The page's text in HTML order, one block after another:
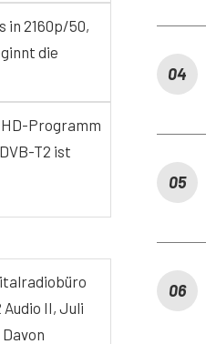
in 2160p/50,
die
Programm
T2 ist
II, Juli